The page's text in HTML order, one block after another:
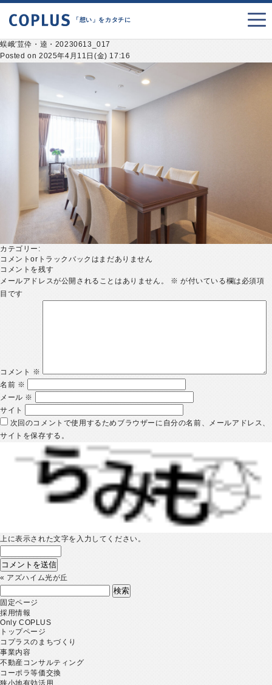
「想い」をカタチに
蜈峨′荳伜・逵・20230613_017
Posted on 2025年4月11日(金) 17:16
カテゴリー:
コメントorトラックバックはまだありません
コメントを残す
メールアドレスが公開されることはありません。
※ が付いている欄は必須項
目です
コメント ※
名前 ※
メール ※
サイト
次回のコメントで使用するためブラウザーに自分の名前、メールアドレス、
サイトを保存する。
上に表示された文字を入力してください。
« アズハイム光が丘
索:
固定ページ
採用情報
Only COPLUS
トップページ
コプラスのまちづくり
事業内容
不動産コンサルティング
コーポラ等価交換
狭小地有効活用